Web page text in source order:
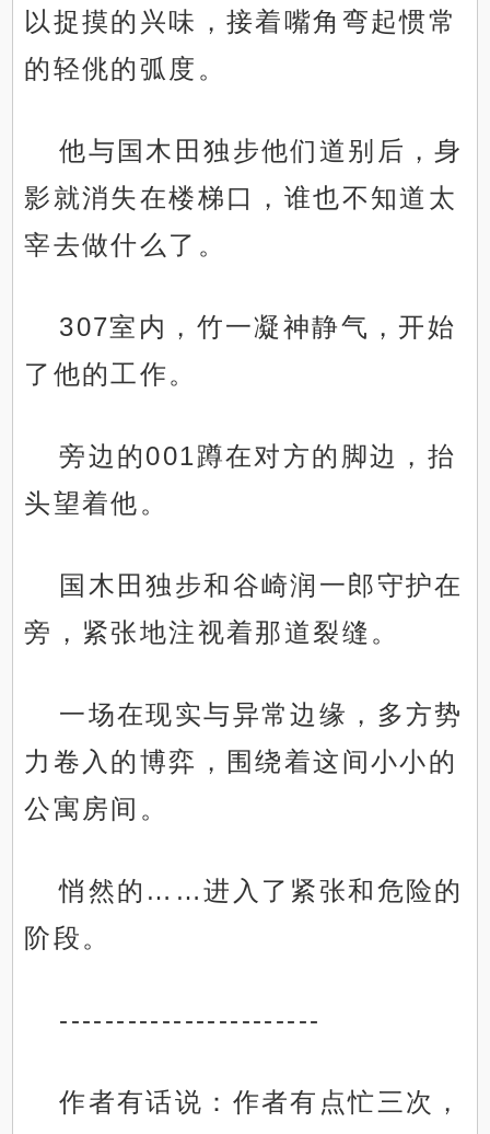
以捉摸的兴味，接着嘴角弯起惯常
的轻佻的弧度。
他与国木田独步他们道别后，身
影就消失在楼梯口，谁也不知道太
宰去做什么了。
307室内，竹一凝神静气，开始
了他的工作。
旁边的001蹲在对方的脚边，抬
头望着他。
国木田独步和谷崎润一郎守护在
旁，紧张地注视着那道裂缝。
一场在现实与异常边缘，多方势
力卷入的博弈，围绕着这间小小的
公寓房间。
悄然的……进入了紧张和危险的
阶段。
-----------------------
作者有话说：作者有点忙三次，